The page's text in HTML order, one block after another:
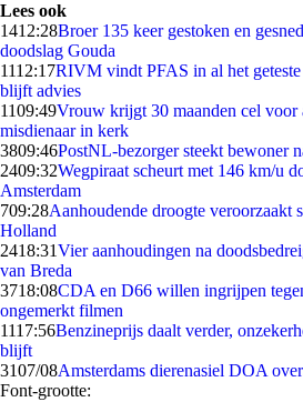
Lees ook
1412:28Broer 135 keer gestoken en
doodslag Gouda
1112:17RIVM vindt PFAS in al het
blijft advies
1109:49Vrouw krijgt 30 maanden cel voor
misdienaar in kerk
3809:46PostNL-bezorger steekt bewoner
2409:32Wegpiraat scheurt met 146 km/u
Amsterdam
709:28Aanhoudende droogte veroorzaakt
Holland
2418:31Vier aanhoudingen na
van Breda
3718:08CDA en D66 willen ingrijpen
ongemerkt filmen
1117:56Benzineprijs daalt verder,
blijft
3107/08Amsterdams dierenasiel DOA
Font-grootte: